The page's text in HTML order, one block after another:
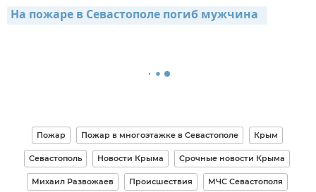
На пожаре в Севастополе погиб мужчина
Пожар Пожар в многоэтажке в Севастополе Крым
Севастополь Новости Крыма Срочные новости Крыма
Михаил Развожаев Происшествия МЧС Севастополя